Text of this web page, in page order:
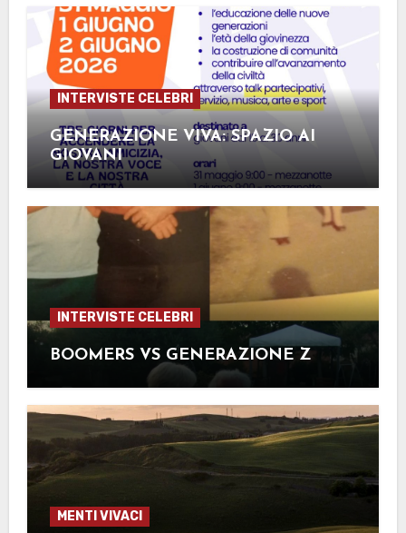
INTERVISTE CELEBRI
GENERAZIONE VIVA: SPAZIO AI
GIOVANI
INTERVISTE CELEBRI
BOOMERS VS GENERAZIONE Z
MENTI VIVACI